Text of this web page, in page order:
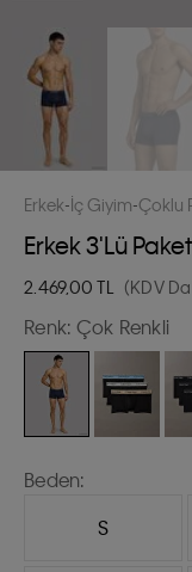
Erkek İç Giyim Çoklu
Erkek 3'lü
2.469,00 TL (KDV
Renk: Çok Renkli
Beden:
S